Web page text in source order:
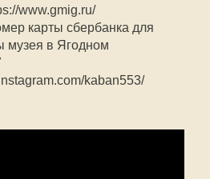
www.gmig.ru/
карты сбербанка для
музея в Ягодном
kaban553/